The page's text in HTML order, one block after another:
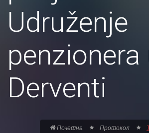
Udruženje
penzionera
Derventi
Почетна Протокол